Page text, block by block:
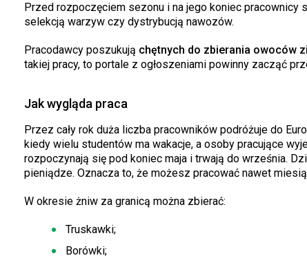
Przed rozpoczęciem sezonu i na jego koniec pracownicy
selekcją warzyw czy dystrybucją nawozów.
Pracodawcy poszukują chętnych do zbierania owoców
takiej pracy, to portale z ogłoszeniami powinny zacząć
Jak wygląda praca
Przez cały rok duża liczba pracowników podróżuje do
kiedy wielu studentów ma wakacje, a osoby pracujące
rozpoczynają się pod koniec maja i trwają do września.
pieniądze. Oznacza to, że możesz pracować nawet
W okresie żniw za granicą można zbierać:
Truskawki;
Borówki;